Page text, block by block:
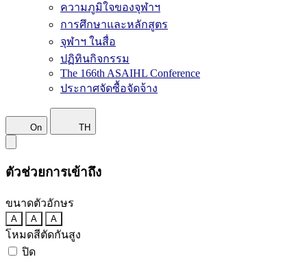
ความภูมิใจของจุฬาฯ
การศึกษาและหลักสูตร
จุฬาฯ ในสื่อ
ปฏิทินกิจกรรม
The 166th ASAIHL Conference
ประกาศจัดซื้อจัดจ้าง
On TH
ตัวช่วยการเข้าถึง
ขนาดตัวอักษร
A A A
โหมดสีตัดกันสูง
ปิด